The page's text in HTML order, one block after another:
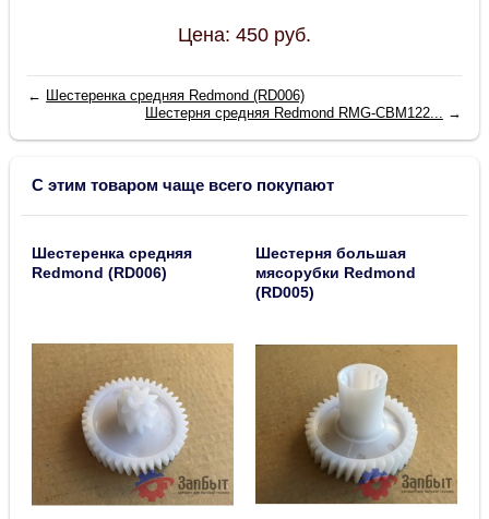
Цена: 450 руб.
← Шестеренка средняя Redmond (RD006)
Шестерня средняя Redmond RMG-CBM122... →
С этим товаром чаще всего покупают
Шестеренка средняя
Redmond (RD006)
Шестерня большая
мясорубки Redmond
(RD005)